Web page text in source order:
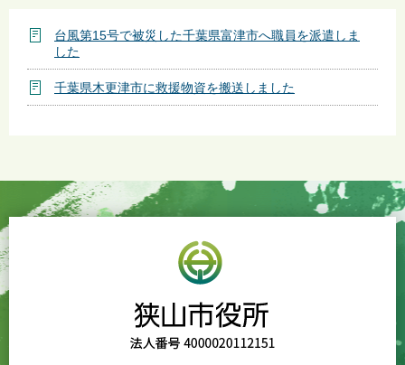
台風第15号で被災した千葉県富津市へ職員を派遣しま
した
千葉県木更津市に救援物資を搬送しました